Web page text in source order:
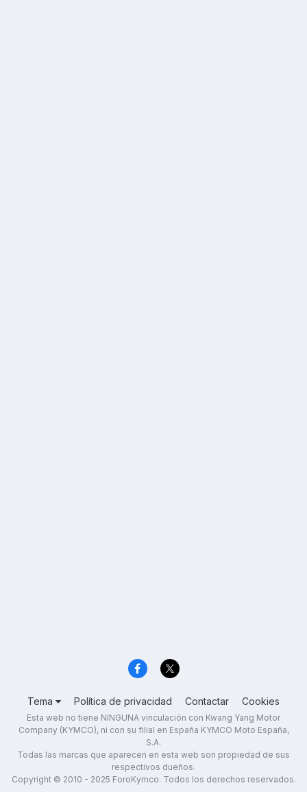
Tema Política de privacidad Contactar Cookies
Esta web no tiene NINGUNA vinculación con Kwang Yang Motor
Company (KYMCO), ni con su filial en España KYMCO Moto España,
S.A.
Todas las marcas que aparecen en esta web son propiedad de sus
respectivos dueños.
Copyright © 2010 - 2025 ForoKymco. Todos los derechos reservados.